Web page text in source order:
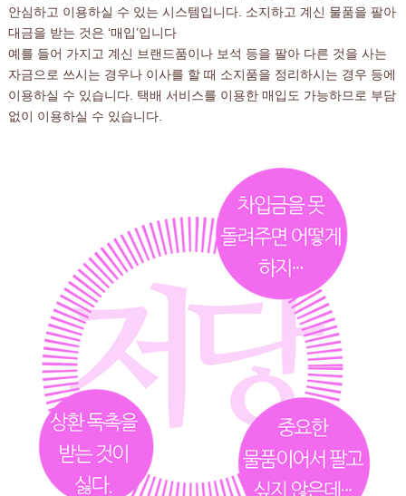
안심하고 이용하실 수 있는 시스템입니다. 소지하고 계신 물품을 팔아
대금을 받는 것은 ‘매입’입니다
예를 들어 가지고 계신 브랜드품이나 보석 등을 팔아 다른 것을 사는
자금으로 쓰시는 경우나 이사를 할 때 소지품을 정리하시는 경우 등에
이용하실 수 있습니다. 택배 서비스를 이용한 매입도 가능하므로 부담
없이 이용하실 수 있습니다.